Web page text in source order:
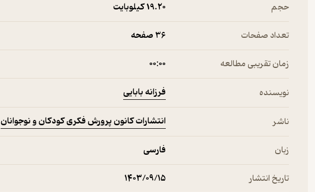
حجم 19.۲۰ کیلوبایت
تعداد صفحات 36 صفحه
زمان تقریبی مطالعه ۰۰:۰۰
نویسنده فرزانه بابایی
ناشر انتشارات کانون پرورش فکری کودکان و نوجوانان
زبان فارسی
تاریخ انتشار ۱۴۰۳/۰۹/۱۵